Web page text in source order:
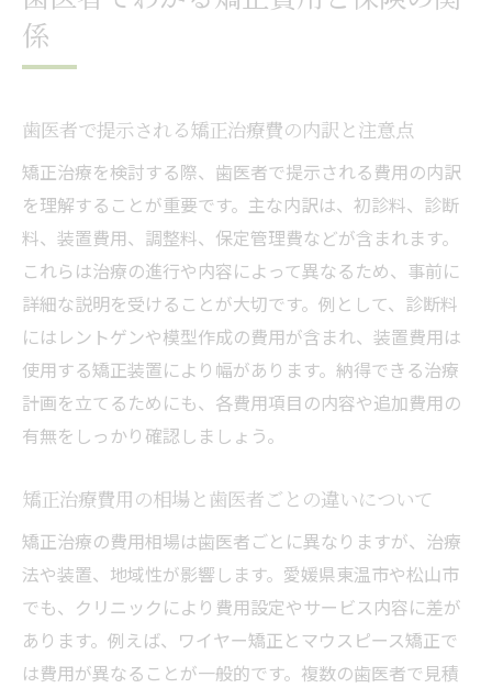
歯医者で説明される矯正治療の主な種類と
は
ワイヤー矯正やマウスピースの特徴を歯医
者が紹介
歯医者が提案する自分に合った矯正治療の
選び方
矯正治療の種類ごとの費用や期間を歯医者
に質問
見た目や装着感で選ぶ矯正治療を歯医者と
検討
歯医者が解説する最新の矯正治療方法とメ
保険適用が可能な矯正治療の条件とは何か
歯医者が説明する矯正治療の保険適用条件
医療的必要性がある場合の保険適用を歯医
者で確認
係
歯医者で提示される矯正治療費の内訳と注意点
矯正治療を検討する際、歯医者で提示される費用の内訳
を理解することが重要です。主な内訳は、初診料、診断
料、装置費用、調整料、保定管理費などが含まれます。
これらは治療の進行や内容によって異なるため、事前に
詳細な説明を受けることが大切です。例として、診断料
にはレントゲンや模型作成の費用が含まれ、装置費用は
使用する矯正装置により幅があります。納得できる治療
計画を立てるためにも、各費用項目の内容や追加費用の
有無をしっかり確認しましょう。
矯正治療費用の相場と歯医者ごとの違いについて
矯正治療の費用相場は歯医者ごとに異なりますが、治療
法や装置、地域性が影響します。愛媛県東温市や松山市
でも、クリニックにより費用設定やサービス内容に差が
あります。例えば、ワイヤー矯正とマウスピース矯正で
は費用が異なることが一般的です。複数の歯医者で見積